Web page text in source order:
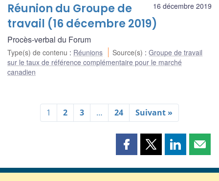
16 décembre 2019
Réunion du Groupe de
travail (16 décembre 2019)
Procès-verbal du Forum
Type(s) de contenu : Réunions Source(s) :Groupe de travail
sur le taux de référence complémentaire pour le marché
canadien
1 2 3 … 24 Suivant »
Partager
page
Partager
page
Partager
page page